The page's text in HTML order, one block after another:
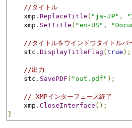
//タイトル
    xmp
. ReplaceTitle ( "ja-JP" , "
    xmp
. SetTitle ( "en-US" ,
//タイトルをウインドウタイトルバ
    stc
. DisplayTitleFlag ( true );
//出力
    stc
. SavePDF ( "out.pdf" );
// XMPインターフェース終了
    xmp
. CloseInterface ();
}